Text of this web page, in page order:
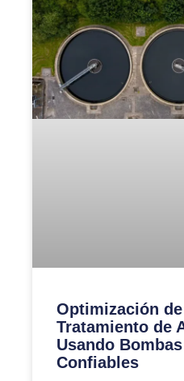
Optimización
Tratamiento de
Usando
Confiables